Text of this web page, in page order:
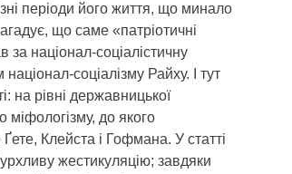
періоди його життя, що минало
що саме «патріотичні
за націонал-соціалістичну
соціалізму Райху. І тут
на рівні державницької
міфологізму, до якого
Клейста і Гофмана. У статті
жестикуляцію; завдяки